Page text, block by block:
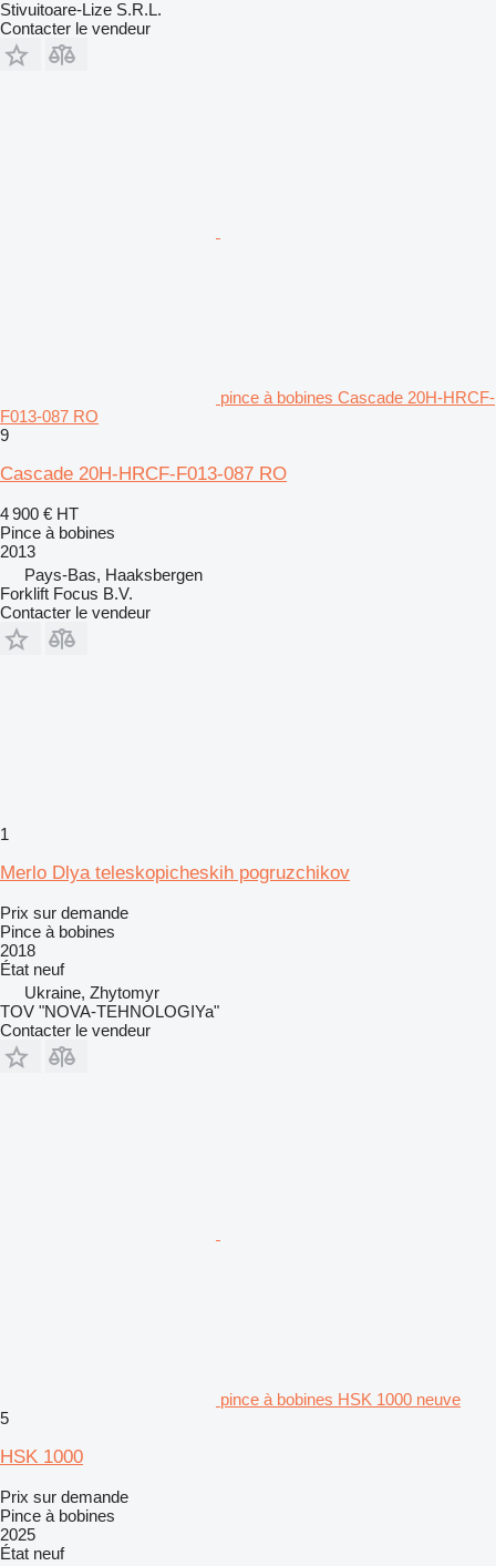
Stivuitoare-Lize S.R.L.
Contacter le vendeur
pince à bobines Cascade 20H-HRCF-
F013-087 RO
9
Cascade 20H-HRCF-F013-087 RO
4 900 € HT
Pince à bobines
2013
Pays-Bas, Haaksbergen
Forklift Focus B.V.
Contacter le vendeur
1
Merlo Dlya teleskopicheskih pogruzchikov
Prix sur demande
Pince à bobines
2018
État neuf
Ukraine, Zhytomyr
TOV "NOVA-TEHNOLOGIYa"
Contacter le vendeur
pince à bobines HSK 1000 neuve
5
HSK 1000
Prix sur demande
Pince à bobines
2025
État neuf